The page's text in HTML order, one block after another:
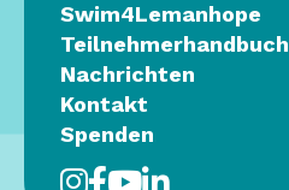
Swim4Lemanhope
Teilnehmerhandbuch
Nachrichten
Kontakt
Spenden